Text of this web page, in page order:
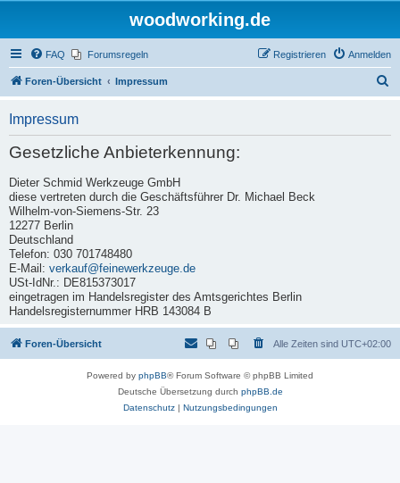
woodworking.de
FAQ Forumsregeln Anmelden
Registrieren
Foren-Übersicht Impressum
Impressum
Gesetzliche Anbieterkennung:
Dieter Schmid Werkzeuge GmbH
diese vertreten durch die Geschäftsführer Dr. Michael Beck
Wilhelm-von-Siemens-Str. 23
12277 Berlin
Deutschland
Telefon: 030 701748480
E-Mail: verkauf@feinewerkzeuge.de
USt-IdNr.: DE815373017
eingetragen im Handelsregister des Amtsgerichtes Berlin
Handelsregisternummer HRB 143084 B
Foren-Übersicht Alle Zeiten sind UTC+02:00
Powered by phpBB® Forum Software © phpBB Limited
Deutsche Übersetzung durch phpBB.de
Datenschutz| Nutzungsbedingungen